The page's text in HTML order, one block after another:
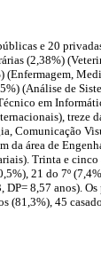
e 20
(2,38%)
(Análise de
em
treze
Comunicação
área de
Trinta e
21 do 7º
8,57 anos).
(81,3%), 45